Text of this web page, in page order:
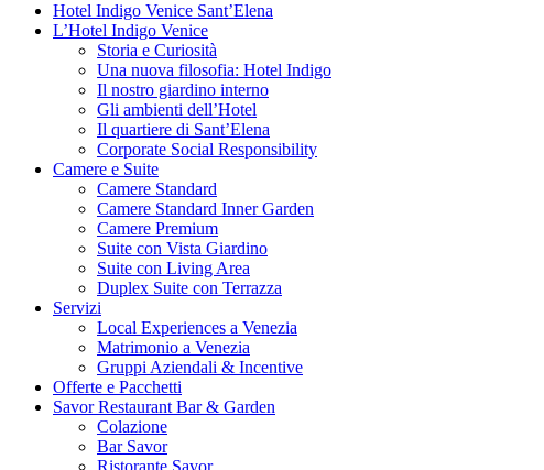
Hotel Indigo Venice Sant’Elena
L’Hotel Indigo Venice
Storia e Curiosità
Una nuova filosofia: Hotel Indigo
Il nostro giardino interno
Gli ambienti dell’Hotel
Il quartiere di Sant’Elena
Corporate Social Responsibility
Camere e Suite
Camere Standard
Camere Standard Inner Garden
Camere Premium
Suite con Vista Giardino
Suite con Living Area
Duplex Suite con Terrazza
Servizi
Local Experiences a Venezia
Matrimonio a Venezia
Gruppi Aziendali & Incentive
Offerte e Pacchetti
Savor Restaurant Bar & Garden
Colazione
Bar Savor
Ristorante Savor